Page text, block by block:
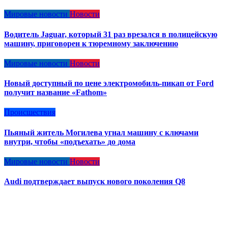
Мировые новости Новости
Водитель Jaguar, который 31 раз врезался в полицейскую
машину, приговорен к тюремному заключению
Мировые новости Новости
Новый доступный по цене электромобиль-пикап от Ford
получит название «Fathom»
Происшествия
Пьяный житель Могилева угнал машину с ключами
внутри, чтобы «подъехать» до дома
Мировые новости Новости
Audi подтверждает выпуск нового поколения Q8